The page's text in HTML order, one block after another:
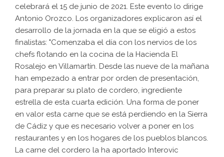
celebrará el 15 de junio de 2021. Este evento lo dirige
Antonio Orozco. Los organizadores explicaron así el
desarrollo de la jornada en la que se eligió a estos
finalistas: "Comenzaba el día con los nervios de los
chefs flotando en la cocina de la Hacienda El
Rosalejo en Villamartín. Desde las nueve de la mañana
han empezado a entrar por orden de presentación,
para preparar su plato de cordero, ingrediente
estrella de esta cuarta edición. Una forma de poner
en valor esta carne que se está perdiendo en la Sierra
de Cádiz y que es necesario volver a poner en los
restaurantes y en los hogares de los pueblos blancos.
La carne del cordero la ha aportado Interovic